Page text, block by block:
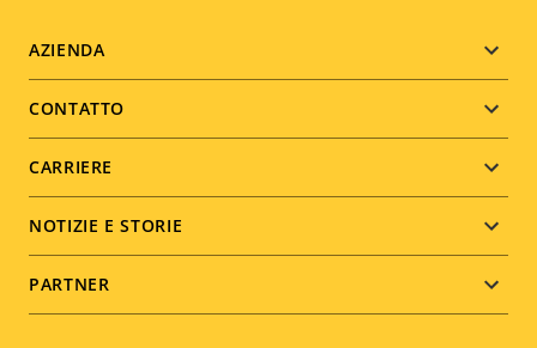
Footer
menu
AZIENDA
CONTATTO
CARRIERE
NOTIZIE E STORIE
PARTNER